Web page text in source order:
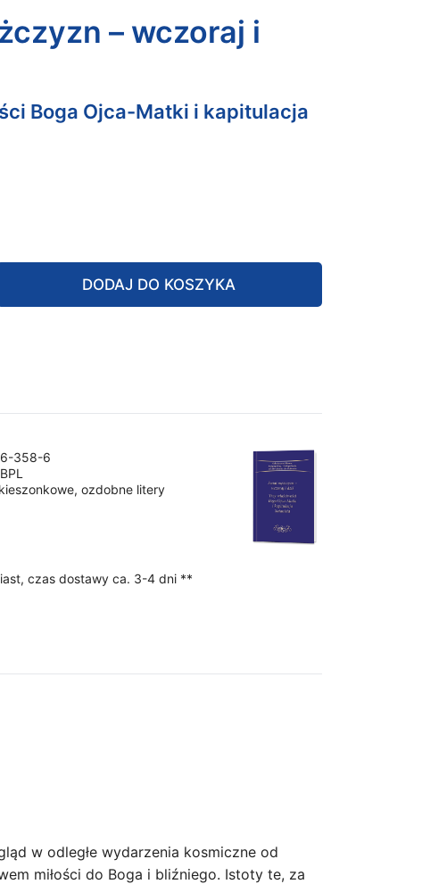
– wczoraj i
Boga Ojca-Matki i kapitulacja
DODAJ DO KOSZYKA
358-6
ozdobne litery
czas dostawy ca. 3-4 dni **
w odległe wydarzenia kosmiczne od
miłości do Boga i bliźniego. Istoty te, za